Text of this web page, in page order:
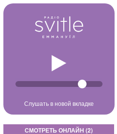
Слушать в новой вкладке
СМОТРЕТЬ ОНЛАЙН (2)